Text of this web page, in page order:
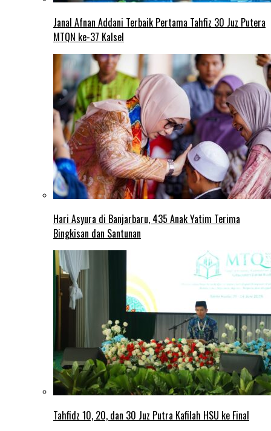
Janal Afnan Addani Terbaik Pertama Tahfiz 30 Juz Putera
MTQN ke-37 Kalsel
Hari Asyura di Banjarbaru, 435 Anak Yatim Terima
Bingkisan dan Santunan
Tahfidz 10, 20, dan 30 Juz Putra Kafilah HSU ke Final